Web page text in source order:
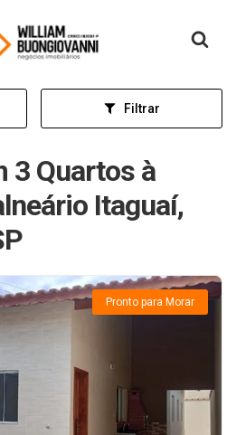
inicial
Filtrar
3 Quartos à
Itaguaí,
Pronto para Morar